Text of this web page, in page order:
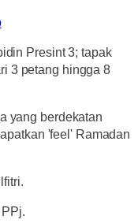
Presint 3; tapak
3 petang hingga 8
yang berdekatan
'feel' Ramadan